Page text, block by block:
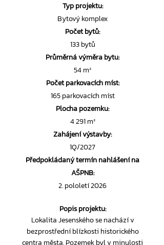
Typ projektu:
Bytový komplex
Počet bytů:
133 bytů
Průměrná výměra bytu:
54 m²
Počet parkovacích míst:
165 parkovacích míst
Plocha pozemku:
4 291 m²
Zahájení výstavby:
1Q/2027
Předpokládaný termín nahlášení na
AŠPNB:
2. pololetí 2026
Popis projektu:
Lokalita Jesenského se nachází v
bezprostřední blízkosti historického
centra města. Pozemek byl v minulosti